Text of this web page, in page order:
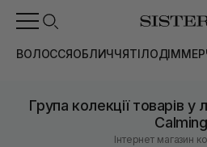
ВОЛОССЯОБЛИЧЧЯТІЛОДІМ
Група колекції товарів у
Calming
Інтернет магазин